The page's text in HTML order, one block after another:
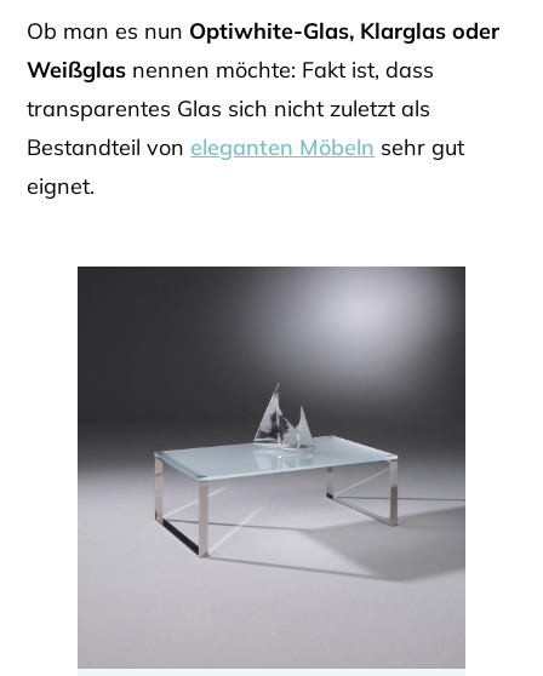
Ob man es nun Optiwhite-Glas, Klarglas oder
Weißglas nennen möchte: Fakt ist, dass
transparentes Glas sich nicht zuletzt als
Bestandteil von eleganten Möbeln sehr gut
eignet.